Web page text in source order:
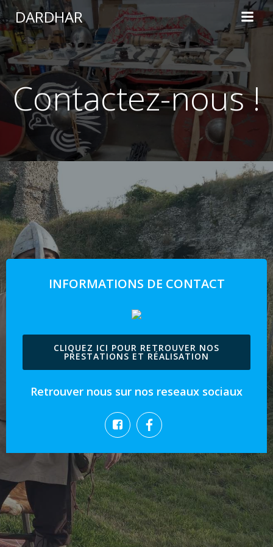
Aller
au
contenu
DARDHAR
Contactez-nous !
INFORMATIONS DE CONTACT
CLIQUEZ ICI POUR RETROUVER NOS
PRESTATIONS ET RÉALISATION
Retrouver nous sur nos reseaux sociaux